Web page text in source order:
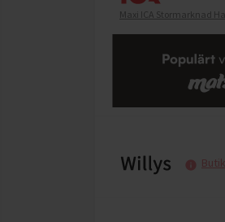
Maxi ICA Stormarknad